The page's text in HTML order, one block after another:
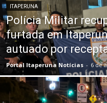
ITAPERUNA
Polícia Militar
furtada em
autuado por
Portal Itaperuna Notícias - 6 de